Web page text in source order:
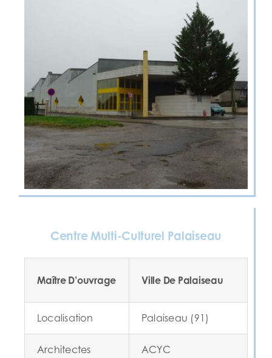
Centre Multi-Culturel Palaiseau
Maître D’ouvrage Ville De Palaiseau
Localisation Palaiseau (91)
Architectes ACYC